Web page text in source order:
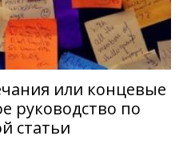
или концевые
руководство по
статьи